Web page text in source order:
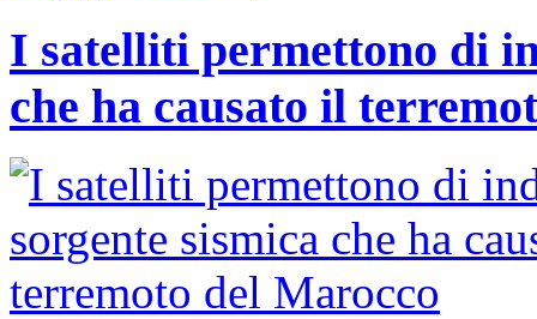
I satelliti permettono di
che ha causato il